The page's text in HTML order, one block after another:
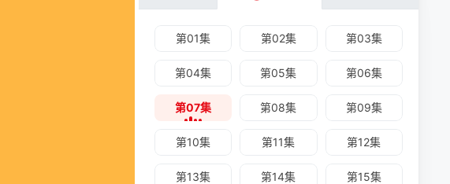
手机扫一扫继续看
第01集 第02集 第03集
第04集 第05集 第06集
第07集 第08集 第09集
第10集 第11集 第12集
第13集 第14集 第15集